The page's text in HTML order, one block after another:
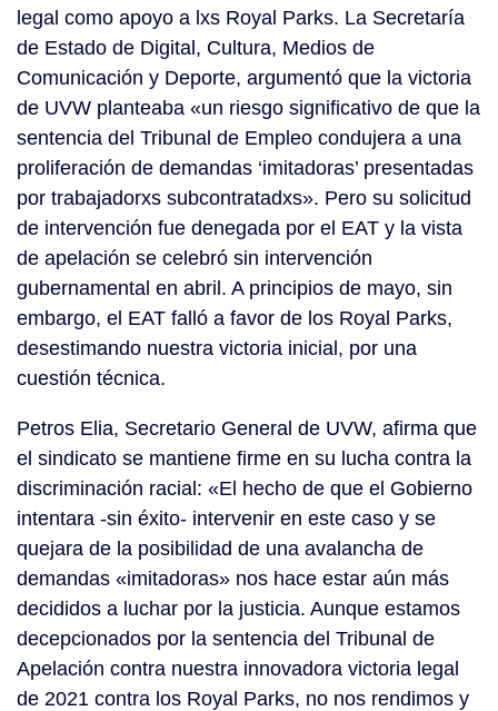
legal como apoyo a lxs Royal Parks. La Secretaría
de Estado de Digital, Cultura, Medios de
Comunicación y Deporte, argumentó que la victoria
de UVW planteaba «un riesgo significativo de que la
sentencia del Tribunal de Empleo condujera a una
proliferación de demandas ‘imitadoras’ presentadas
por trabajadorxs subcontratadxs». Pero su solicitud
de intervención fue denegada por el EAT y la vista
de apelación se celebró sin intervención
gubernamental en abril. A principios de mayo, sin
embargo, el EAT falló a favor de los Royal Parks,
desestimando nuestra victoria inicial, por una
cuestión técnica.
Petros Elia, Secretario General de UVW, afirma que
el sindicato se mantiene firme en su lucha contra la
discriminación racial: «El hecho de que el Gobierno
intentara -sin éxito- intervenir en este caso y se
quejara de la posibilidad de una avalancha de
demandas «imitadoras» nos hace estar aún más
decididos a luchar por la justicia. Aunque estamos
decepcionados por la sentencia del Tribunal de
Apelación contra nuestra innovadora victoria legal
de 2021 contra los Royal Parks, no nos rendimos y